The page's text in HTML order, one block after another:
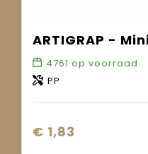
4761 op voorraad
PP
€ 1,83